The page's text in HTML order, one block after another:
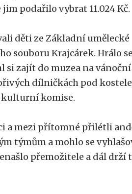
podařilo vybrat 11.024 Kč.
děti ze Základní umělecké
souboru Krajcárek. Hrálo se
si zajít do muzea na vánoční
dílničkách pod
kulturní komise.
a mezi přítomné přilétli
týmům a mohlo se
přemožitele a dál drží